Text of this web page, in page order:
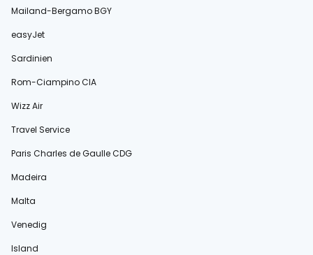
Mailand-Bergamo BGY
easyJet
Sardinien
Rom-Ciampino CIA
Wizz Air
Travel Service
Paris Charles de Gaulle CDG
Madeira
Malta
Venedig
Island